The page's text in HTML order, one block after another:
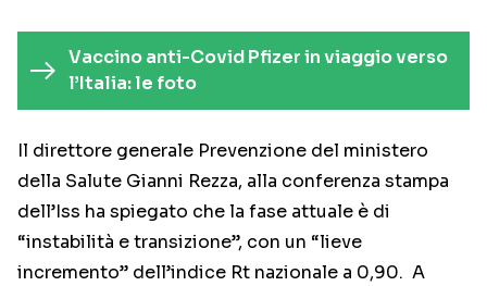
Vaccino anti-Covid Pfizer in viaggio verso
l’Italia: le foto
Il direttore generale Prevenzione del ministero
della Salute Gianni Rezza, alla conferenza stampa
dell’Iss ha spiegato che la fase attuale è di
“instabilità e transizione”, con un “lieve
incremento” dell’indice Rt nazionale a 0,90. A